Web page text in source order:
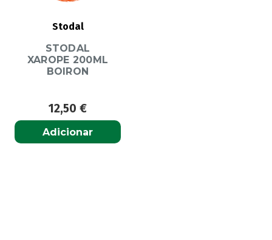
Stodal
STODAL
XAROPE 200ML
BOIRON
12,50 €
Adicionar